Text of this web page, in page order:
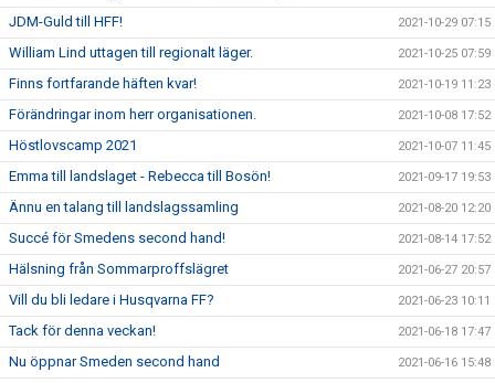
JDM-Guld till HFF! 2021-10-29 07:15
William Lind uttagen till regionalt läger. 2021-10-25 07:59
Finns fortfarande häften kvar! 2021-10-19 11:23
Förändringar inom herr organisationen. 2021-10-08 17:52
Höstlovscamp 2021 2021-10-07 11:45
Emma till landslaget - Rebecca till Bosön! 2021-09-17 19:53
Ännu en talang till landslagssamling 2021-08-20 12:20
Succé för Smedens second hand! 2021-08-14 17:52
Hälsning från Sommarproffslägret 2021-06-27 20:57
Vill du bli ledare i Husqvarna FF? 2021-06-23 10:11
Tack för denna veckan! 2021-06-18 17:47
Nu öppnar Smeden second hand 2021-06-16 15:48